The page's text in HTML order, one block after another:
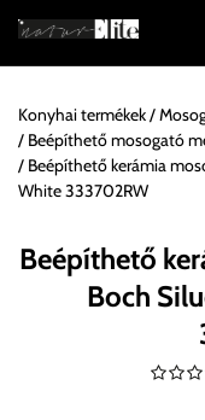
Konyhai termékek
Beépíthető mosogató
Beépíthető kerámia
White 333702RW
Beépíthető
Boch